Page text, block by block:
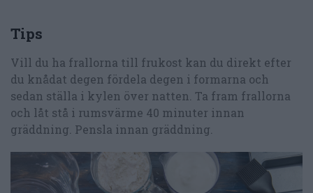
Tips
Vill du ha frallorna till frukost kan du direkt efter
du knådat degen fördela degen i formarna och
sedan ställa i kylen över natten. Ta fram frallorna
och låt stå i rumsvärme 40 minuter innan
gräddning. Pensla innan gräddning.